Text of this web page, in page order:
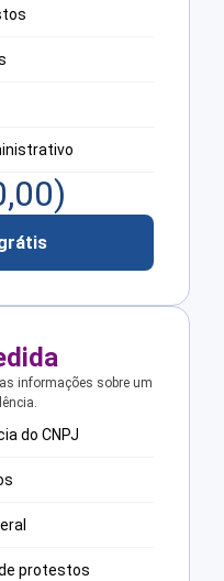
)
informações sobre um
do CNPJ
protestos